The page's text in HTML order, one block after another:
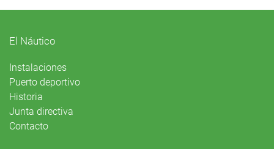
El Náutico
Instalaciones
Puerto deportivo
Historia
Junta directiva
Contacto